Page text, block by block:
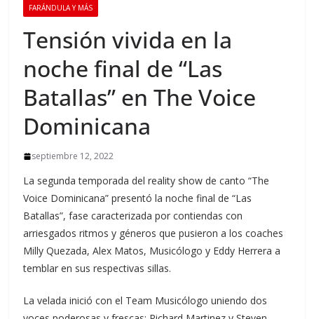
FARÁNDULA Y MÁS
Tensión vivida en la
noche final de “Las
Batallas” en The Voice
Dominicana
septiembre 12, 2022
La segunda temporada del reality show de canto “The
Voice Dominicana” presentó la noche final de “Las
Batallas”, fase caracterizada por contiendas con
arriesgados ritmos y géneros que pusieron a los coaches
Milly Quezada, Alex Matos, Musicólogo y Eddy Herrera a
temblar en sus respectivas sillas.
La velada inició con el Team Musicólogo uniendo dos